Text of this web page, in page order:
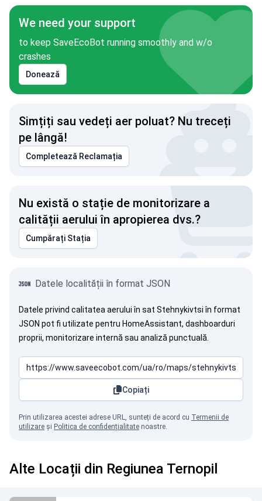
We need your support
to keep SaveEcoBot running smoothly and w/o
crashes
Donează
Simțiți sau vedeți aer poluat? Nu treceți
pe lângă!
Completează Reclamația
Nu există o stație de monitorizare a
calității aerului în apropierea dvs.?
Cumpărați Stația
Datele localității în format JSON
Datele privind calitatea aerului în sat Stehnykivtsi în format
JSON pot fi utilizate pentru HomeAssistant, dashboarduri
proprii, monitorizare internă sau analiză punctuală.
Copiați
Prin utilizarea acestei adrese URL, sunteți de acord cu Termenii de
utilizare și Politica de confidențialitate noastre.
Alte Locații din Regiunea Ternopil